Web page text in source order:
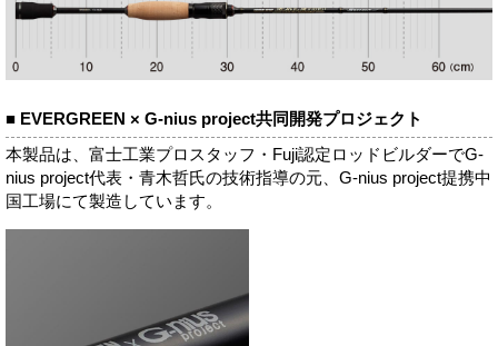
■ EVERGREEN × G-nius project共同開発プロジェクト
本製品は、富士工業プロスタッフ・Fuji認定ロッドビルダーでG-
nius project代表・青木哲氏の技術指導の元、G-nius project提携中
国工場にて製造しています。